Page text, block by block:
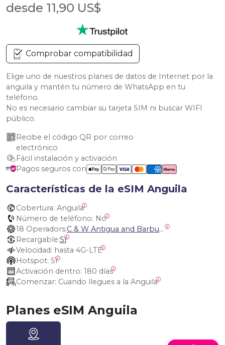
desde 11,90 US$
Comprobar compatibilidad
Elige uno de nuestros planes de datos de Internet por la
anguila y mantén tu número de WhatsApp en tu
teléfono.
No es necesario cambiar su tarjeta SIM ni buscar WIFI
público.
Recibe el código QR por correo
electrónico
Fácil instalación y activación
Pagos seguros con
Características de la eSIM Anguila
Cobertura: Anguila
Número de teléfono: No
18 Operadors:
C & W Antigua and Barbuda, Cable and Wireless Anguilla, Cable & Wireless - LIME, Setel Netherlands Antilles, BTC Bahamas, C&W (Flow), Claro, Bouygues/DigiCel, Dauphin, Free, Cable & Wireless Jamaica, Cable & Wireless Saint Kitts and Nevis, Cable & Wireless Saint Lucia, Cable & Wireless Montserrat, Liberty, Telephone Company Puerto Rico , Cable & Wireless, C & W Saint Vincent and Grenadines
Recargable:Sí
Velocidad: hasta 4G-LTE
Hotspot: Sí
Activación dentro: 180 días
Comenzar: Cuando llegues a la Anguila
Planes eSIM Anguila